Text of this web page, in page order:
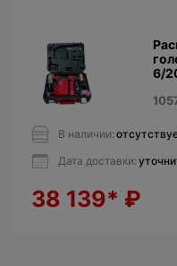
6/
В наличии:
Дата доставки:
38 139* ₽